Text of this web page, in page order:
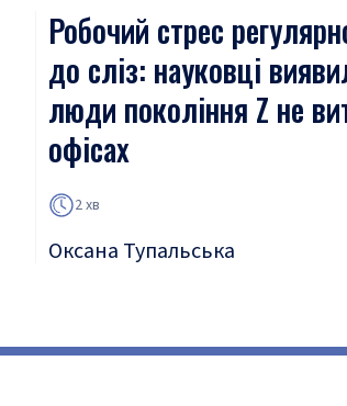
Робочий стрес
до сліз: науковці
люди покоління Z не
офісах
2 хв
Оксана Тупальська